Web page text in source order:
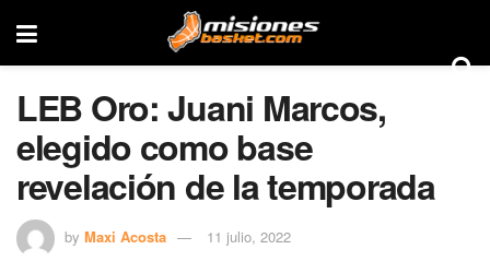
LEB Oro: Juani Marcos,
elegido como base
revelación de la temporada
by Maxi Acosta 11 julio, 2022